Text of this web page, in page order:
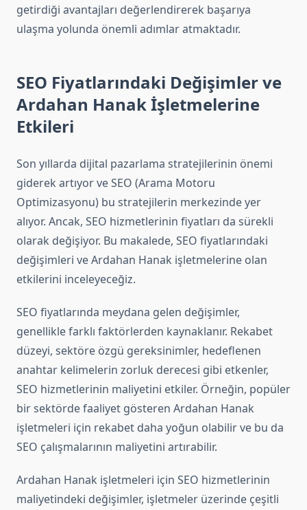
getirdiği avantajları değerlendirerek başarıya
ulaşma yolunda önemli adımlar atmaktadır.
SEO Fiyatlarındaki Değişimler ve
Ardahan Hanak İşletmelerine
Etkileri
Son yıllarda dijital pazarlama stratejilerinin önemi
giderek artıyor ve SEO (Arama Motoru
Optimizasyonu) bu stratejilerin merkezinde yer
alıyor. Ancak, SEO hizmetlerinin fiyatları da sürekli
olarak değişiyor. Bu makalede, SEO fiyatlarındaki
değişimleri ve Ardahan Hanak işletmelerine olan
etkilerini inceleyeceğiz.
SEO fiyatlarında meydana gelen değişimler,
genellikle farklı faktörlerden kaynaklanır. Rekabet
düzeyi, sektöre özgü gereksinimler, hedeflenen
anahtar kelimelerin zorluk derecesi gibi etkenler,
SEO hizmetlerinin maliyetini etkiler. Örneğin, popüler
bir sektörde faaliyet gösteren Ardahan Hanak
işletmeleri için rekabet daha yoğun olabilir ve bu da
SEO çalışmalarının maliyetini artırabilir.
Ardahan Hanak işletmeleri için SEO hizmetlerinin
maliyetindeki değişimler, işletmeler üzerinde çeşitli